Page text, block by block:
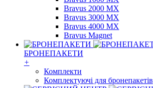
Bravus 2000 MX
Bravus 3000 MX
Bravus 4000 MX
Bravus Magnet
БРОНЕПАКЕТИ
+
Комплекти
Комплектуючі для бронепакетів